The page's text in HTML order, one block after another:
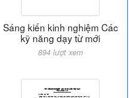
Sáng kiến kinh nghiệm Các
kỹ năng dạy từ mới
894 lượt xem